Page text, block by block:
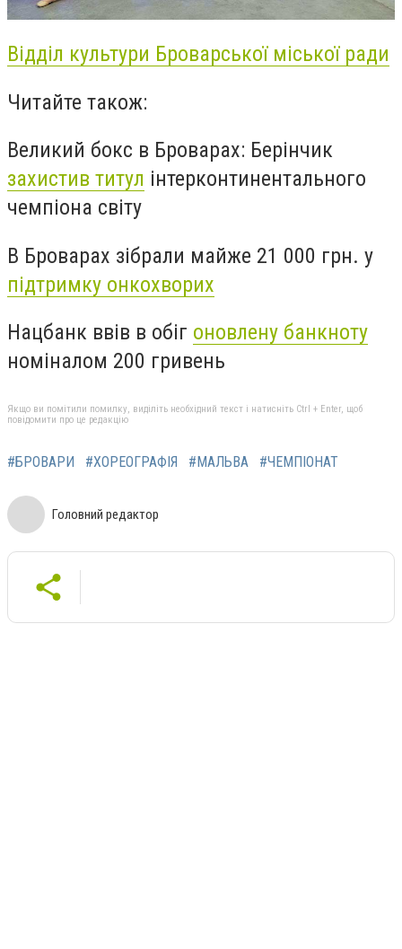
Відділ культури Броварської міської ради
Читайте також:
Великий бокс в Броварах: Берінчик
захистив титул інтерконтинентального
чемпіона світу
В Броварах зібрали майже 21 000 грн. у
підтримку онкохворих
Нацбанк ввів в обіг оновлену банкноту
номіналом 200 гривень
Якщо ви помітили помилку, виділіть необхідний текст і натисніть Ctrl + Enter, щоб
повідомити про це редакцію
#БРОВАРИ #ХОРЕОГРАФІЯ #МАЛЬВА #ЧЕМПІОНАТ
Головний редактор